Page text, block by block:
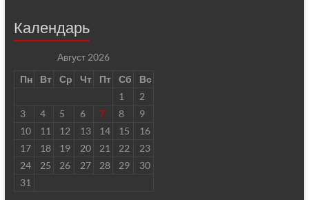
Календарь
Август 2026
Пн
Вт Ср Чт Пт Сб
Вс
1
2
3
4 5 6 7 8
9
10
11 12 13 14 15
16
17
18 19 20 21 22
23
24
25 26 27 28 29
30
31